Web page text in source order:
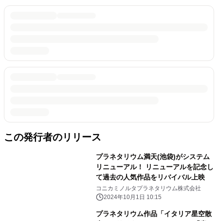
この発行者のリリース
プラネタリウム満天(池袋)がシステム
リニューアル！ リニューアルを記念し
て過去の人気作品をリバイバル上映
コニカミノルタプラネタリウム株式会社
2024年10月1日 10:15
プラネタリウム作品「イタリア星空散